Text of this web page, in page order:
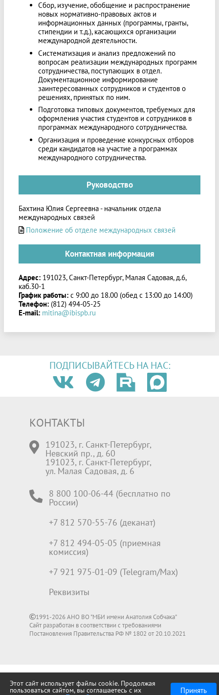
Сбор, изучение, обобщение и распространение
новых нормативно-правовых актов и
информационных данных (программы, гранты,
стипендии и т.д.), касающихся организации
международной деятельности.
Систематизация и анализ предложений по
вопросам реализации международных программ
сотрудничества, поступающих в отдел.
Документационное информирование
заинтересованных сотрудников и студентов о
решениях, принятых по ним.
Подготовка типовых документов, требуемых для
оформления участия студентов и сотрудников в
программах международного сотрудничества.
Организация и проведение конкурсных отборов
среди кандидатов на участие а программах
международного сотрудничества.
Руководство
Бахтина Юлия Сергеевна- начальник отдела
международных связей
Положение об отделе международных связей
Контактная информация
Адрес: 191023, Санкт-Петербург, Малая Садовая, д.6,
каб.30-1
График работы: с 9:00 до 18.00 (обед с 13:00 до 14:00)
Телефон: (812) 494-05-25
E-mail: mitina@ibispb.ru
ПОДПИСЫВАЙТЕСЬ НА НАС:
КОНТАКТЫ
191023, г. Санкт-Петербург,
Невский пр., д. 60
191023, г. Санкт-Петербург,
ул. Малая Садовая, д. 6
8 800 100-06-44 (бесплатно по
России)
+7 812 570-55-76 (деканат)
+7 812 494-05-05 (приемная
комиссия)
+7 921 975-01-09 (Telegram/Max)
Реквизиты
1991-2026 АНО ВО "МБИ имени Анатолия Собчака"
Сайт разработан в соответствии с требованиями
Постановления Правительства РФ № 1802 от 20.10.2021
Этот сайт использует файлы cookie. Продолжая
пользоваться сайтом, вы соглашаетесь с их Принять